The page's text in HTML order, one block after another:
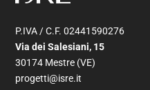
P.IVA / C.F. 02441590276
Via dei Salesiani, 15
30174 Mestre (VE)
progetti@isre.it